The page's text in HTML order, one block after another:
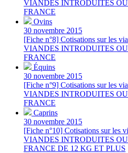
VIANDES INTRODUITES
FRANCE
Ovins
30 novembre 2015
[Fiche n°8] Cotisations sur les
VIANDES INTRODUITES
FRANCE
Équins
30 novembre 2015
[Fiche n°9] Cotisations sur les
VIANDES INTRODUITES
FRANCE
Caprins
30 novembre 2015
[Fiche n°10] Cotisations sur les
VIANDES INTRODUITES
FRANCE DE 12 KG ET PLUS